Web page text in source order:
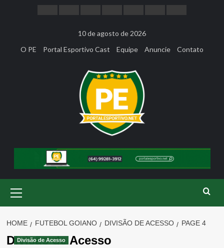
10 de agosto de 2026
O PE
Portal Esportivo Cast Equipe Anuncie Contato
Menu
HOME FUTEBOL GOIANO DIVISÃO DE ACESSO PAGE 4
Divisão de Acesso
Divisão de Acesso